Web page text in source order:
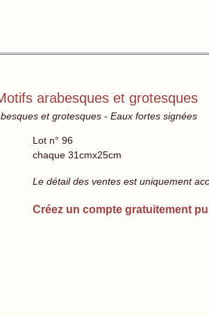
arabesques et grotesques
et grotesques - Eaux fortes signées
Lot n° 96
chaque 31cmx25cm
Le détail des ventes est uniquement
Créez un compte gratuitement